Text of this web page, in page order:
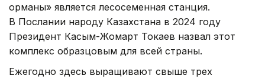
орманы» является лесосеменная станция.
В Послании народу Казахстана в 2024 году
Президент Касым-Жомарт Токаев назвал этот
комплекс образцовым для всей страны.
Ежегодно здесь выращивают свыше трех